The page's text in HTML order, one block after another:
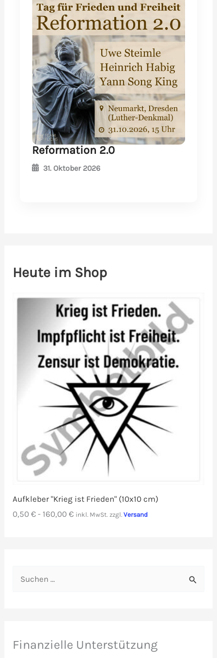
Reformation 2.0
31. Oktober 2026
Heute im Shop
Aufkleber "Krieg ist Frieden" (10x10 cm)
0,50€ - 160,00€ inkl. MwSt. zzgl.Versand
e
Finanzielle Unterstützung